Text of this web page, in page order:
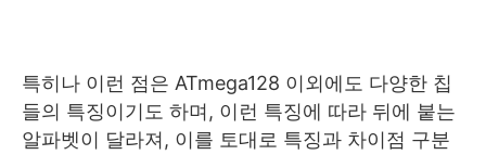
특히나 이런 점은 ATmega128 이외에도 다양한 칩
들의 특징이기도 하며, 이런 특징에 따라 뒤에 붙는
알파벳이 달라져, 이를 토대로 특징과 차이점 구분